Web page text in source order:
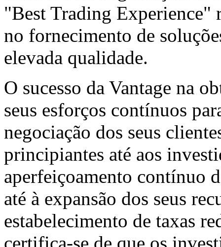
"Best Trading Experience"
no fornecimento de
elevada qualidade.
O sucesso da Vantage na
seus esforços contínuos
negociação dos seus
principiantes até aos
aperfeiçoamento contínuo
até à expansão dos seus
estabelecimento de taxas